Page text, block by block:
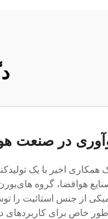
در صنعت
همکاری اخیر با یک
هوافضا، گروه
از جنس استائیت را
خاص برای کاربردهای